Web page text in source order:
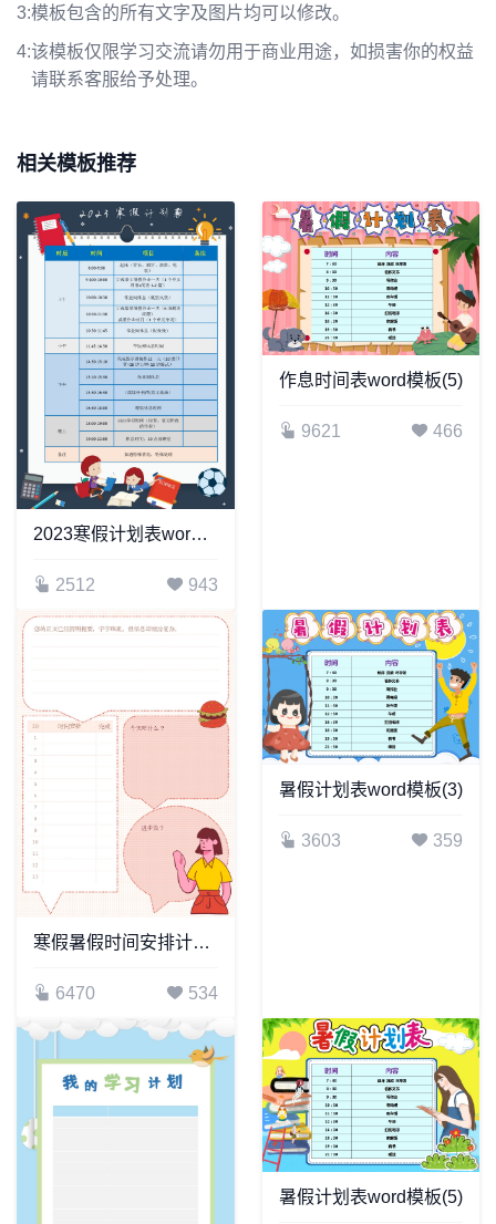
3:模板包含的所有文字及图片均可以修改。
4:该模板仅限学习交流请勿用于商业用途，如损害你的权益
请联系客服给予处理。
相关模板推荐
2023寒假计划表word模板
2512 943
作息时间表word模板(5)
9621 466
寒假暑假时间安排计划表word模板
6470 534
暑假计划表word模板(3)
3603 359
暑假计划表word模板(5)